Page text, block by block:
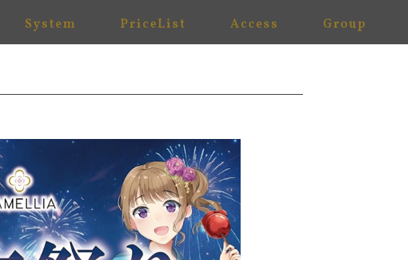
System PriceList Access Group